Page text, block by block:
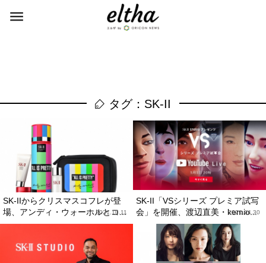
タグ：SK-II
SK-IIからクリスマスコフレが登
場、アンディ・ウォーホルとコ...
2021.10.11
SK-II「VSシリーズ プレミア試写
会」を開催、渡辺直美・kemio...
2021.04.30